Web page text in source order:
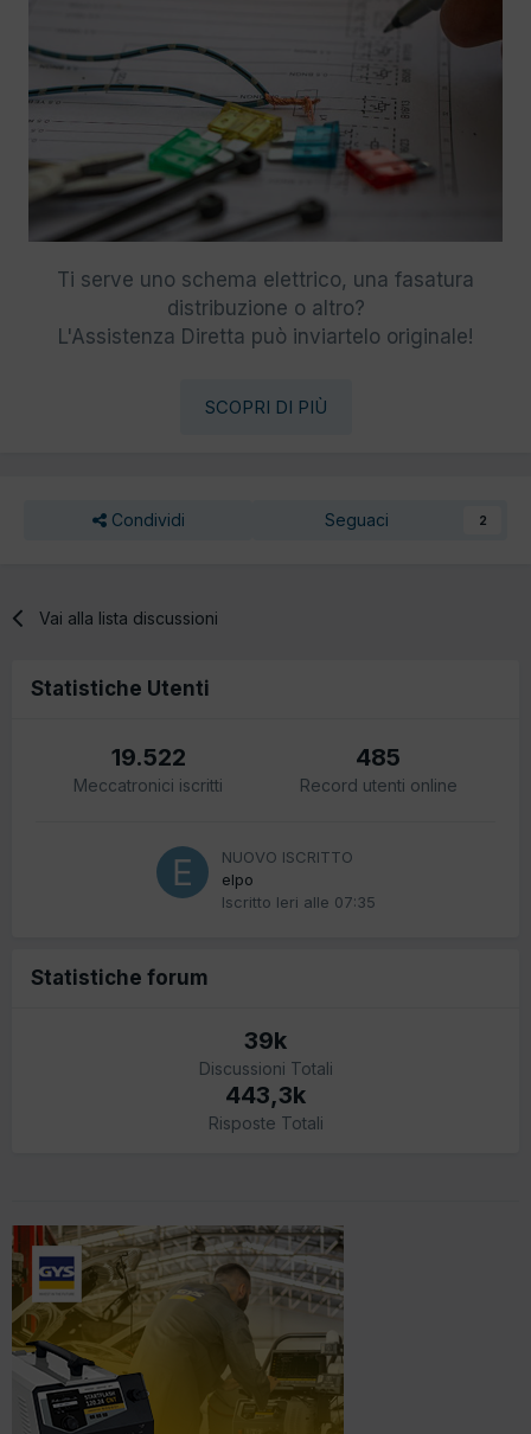
Ti serve uno schema elettrico, una fasatura
distribuzione o altro?
L'Assistenza Diretta può inviartelo originale!
SCOPRI DI PIÙ
Condividi Seguaci 2
Vai alla lista discussioni
Statistiche Utenti
19.522
Meccatronici iscritti
485
Record utenti online
NUOVO ISCRITTO
elpo
Iscritto Ieri alle 07:35
Statistiche forum
39k
Discussioni Totali
443,3k
Risposte Totali